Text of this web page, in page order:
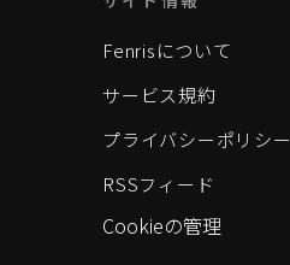
Fenrisについて
サービス規約
プライバシーポリシー
RSSフィード
Cookieの管理